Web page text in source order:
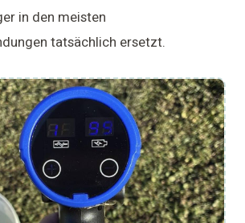
in den meisten
tatsächlich ersetzt.